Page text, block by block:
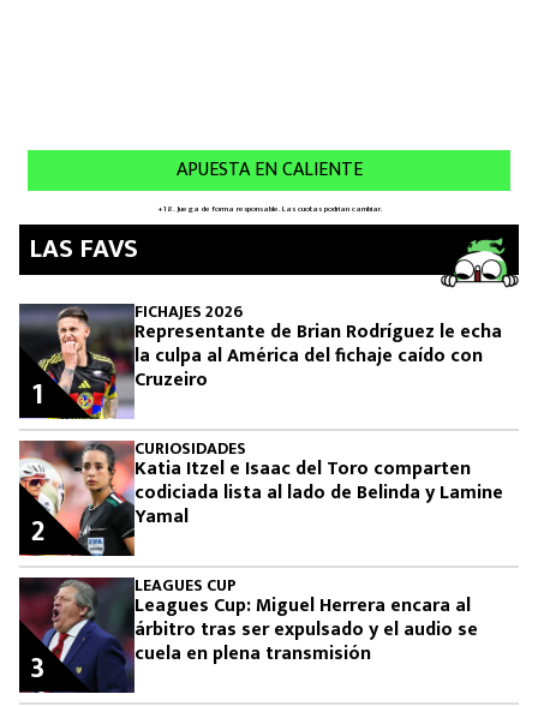
LAS FAVS
FICHAJES 2026
Representante de Brian Rodríguez le echa
la culpa al América del fichaje caído con
Cruzeiro
1
CURIOSIDADES
Katia Itzel e Isaac del Toro comparten
codiciada lista al lado de Belinda y Lamine
Yamal
2
LEAGUES CUP
Leagues Cup: Miguel Herrera encara al
árbitro tras ser expulsado y el audio se
cuela en plena transmisión
3